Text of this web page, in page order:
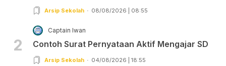
Arsip Sekolah 08/08/2026 | 08:55
2
Captain Iwan
Contoh Surat Pernyataan Aktif Mengajar SD
Arsip Sekolah 04/08/2026 | 18:55